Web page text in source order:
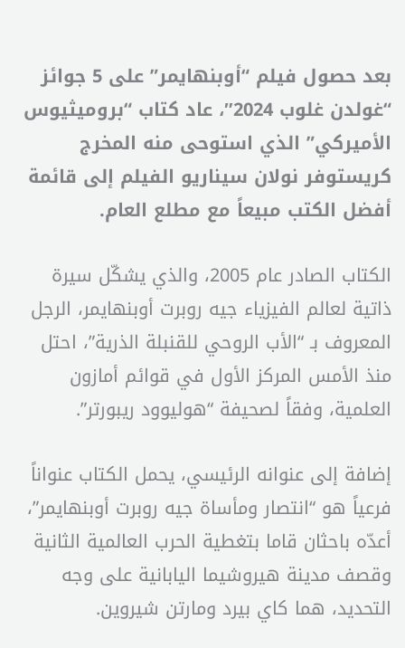
بعد حصول فيلم “أوبنهايمر” على 5 جوائز
“غولدن غلوب 2024″، عاد كتاب “بروميثيوس
الأميركي” الذي استوحى منه المخرج
كريستوفر نولان سيناريو الفيلم إلى قائمة
أفضل الكتب مبيعاً مع مطلع العام.
الكتاب الصادر عام 2005، والذي يشكّل سيرة
ذاتية لعالم الفيزياء جيه روبرت أوبنهايمر، الرجل
المعروف بـ “الأب الروحي للقنبلة الذرية”، احتل
منذ الأمس المركز الأول في قوائم أمازون
العلمية، وفقاً لصحيفة “هوليوود ريبورتر”.
إضافة إلى عنوانه الرئيسي، يحمل الكتاب عنواناً
فرعياً هو “انتصار ومأساة جيه روبرت أوبنهايمر”،
أعدّه باحثان قاما بتغطية الحرب العالمية الثانية
وقصف مدينة هيروشيما اليابانية على وجه
التحديد، هما كاي بيرد ومارتن شيروين.